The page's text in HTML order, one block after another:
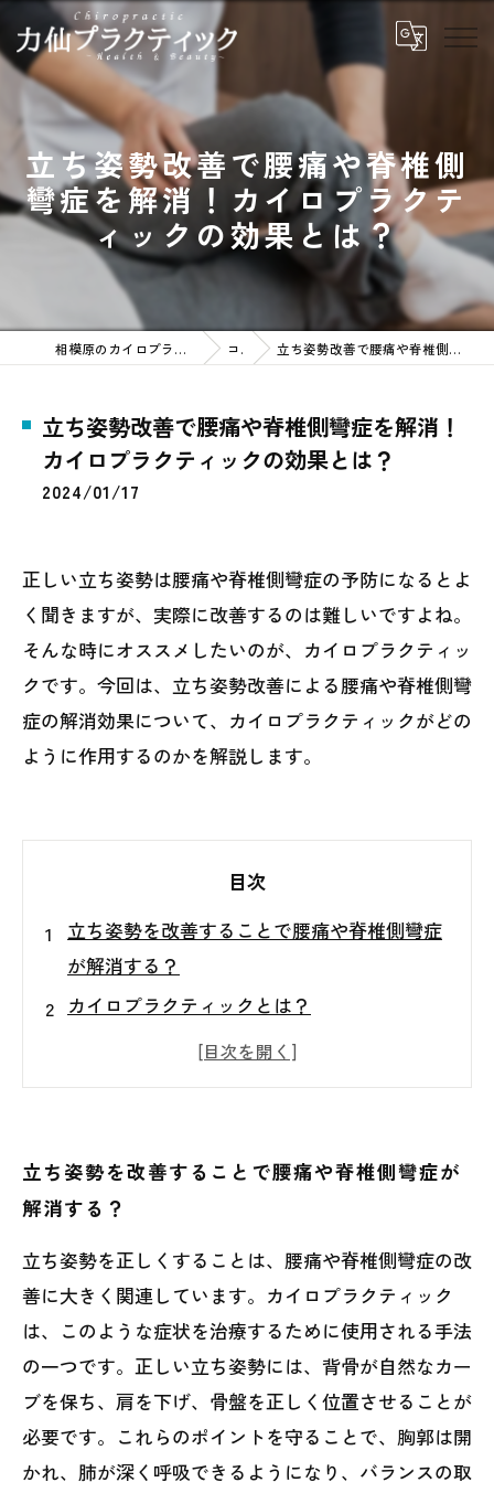
立ち姿勢改善で腰痛や脊椎側
彎症を解消！カイロプラクテ
ィックの効果とは？
相模原のカイロプラクティックなら力仙プラクティック コラム 立ち姿勢改善で腰痛や脊椎側彎症を解消！カイロプラクティックの効果とは？
立ち姿勢改善で腰痛や脊椎側彎症を解消！
カイロプラクティックの効果とは？
2024/01/17
正しい立ち姿勢は腰痛や脊椎側彎症の予防になるとよ
く聞きますが、実際に改善するのは難しいですよね。
そんな時にオススメしたいのが、カイロプラクティッ
クです。今回は、立ち姿勢改善による腰痛や脊椎側彎
症の解消効果について、カイロプラクティックがどの
ように作用するのかを解説します。
目次
立ち姿勢を改善することで腰痛や脊椎側彎症
が解消する？
カイロプラクティックとは？
カイロプラクティックで何ができるの？
カイロプラクティックを受ける前に知ってお
立ち姿勢を改善することで腰痛や脊椎側彎症が
解消する？
立ち姿勢を正しくすることは、腰痛や脊椎側彎症の改
善に大きく関連しています。カイロプラクティック
は、このような症状を治療するために使用される手法
の一つです。正しい立ち姿勢には、背骨が自然なカー
ブを保ち、肩を下げ、骨盤を正しく位置させることが
必要です。これらのポイントを守ることで、胸郭は開
かれ、肺が深く呼吸できるようになり、バランスの取